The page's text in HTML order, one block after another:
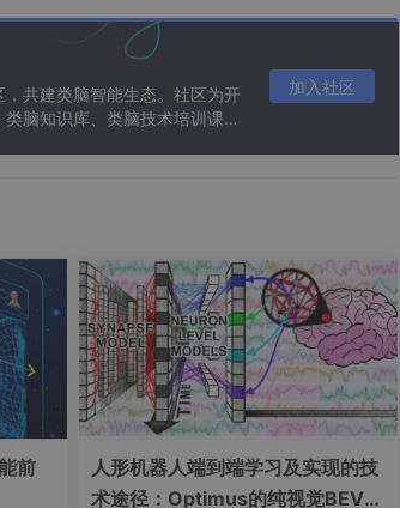
重要。
共建类脑智能生态。社区为开
脑知识库、类脑技术培训课程
加入社区
前
人形机器人端到端学习及实现的技
术途径：Optimus的纯视觉BEV+